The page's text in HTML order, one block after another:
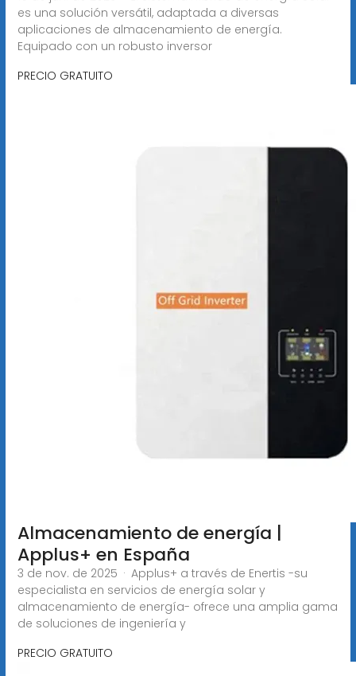
es una solución versátil, adaptada a diversas
aplicaciones de almacenamiento de energía.
Equipado con un robusto inversor
PRECIO GRATUITO
Almacenamiento de energía |
Applus+ en España
3 de nov. de 2025 · Applus+ a través de Enertis -su
especialista en servicios de energía solar y
almacenamiento de energía- ofrece una amplia gama
de soluciones de ingeniería y
PRECIO GRATUITO